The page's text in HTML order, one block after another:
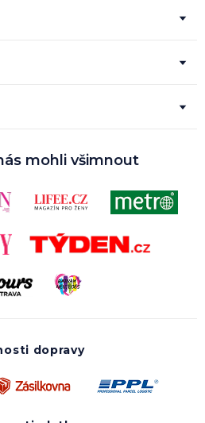
mohli všimnout
dopravy